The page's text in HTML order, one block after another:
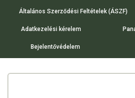
Általános Szerződési Feltételek (ÁSZF)
Adatkezelési kérelem
Bejelentővédelem